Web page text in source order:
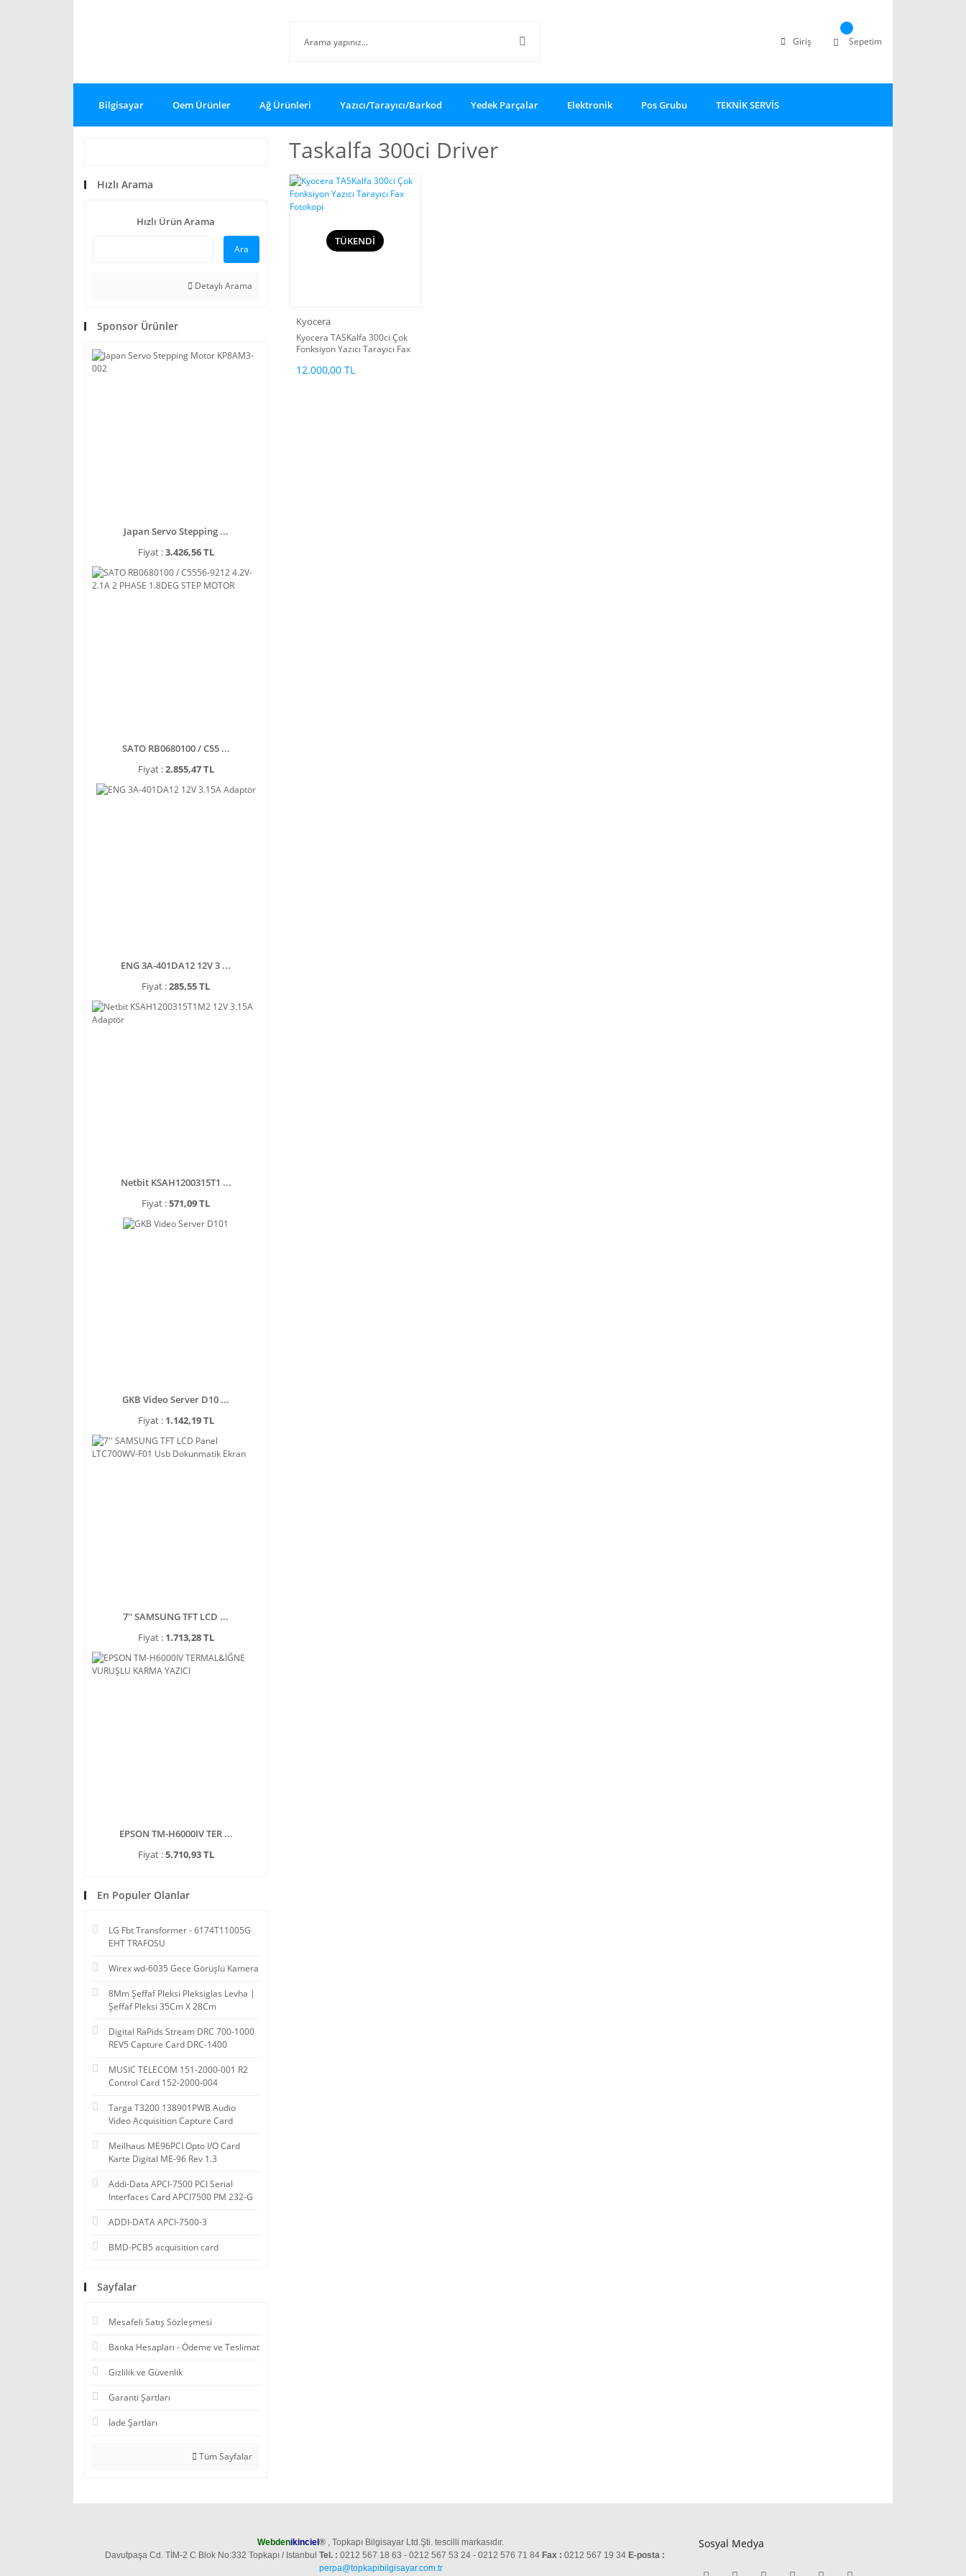
Giriş Sepetim
Bilgisayar Oem Ürünler Ağ Ürünleri Yazıcı/Tarayıcı/Barkod Yedek Parçalar Elektronik Pos Grubu TEKNİK SERVİS
Hızlı Arama
Hızlı Ürün Arama
Ara
Detaylı Arama
Sponsor Ürünler
Japan Servo Stepping ...
Fiyat :3.426,56 TL
SATO RB0680100 / C55 ...
Fiyat :2.855,47 TL
ENG 3A-401DA12 12V 3 ...
Fiyat :285,55 TL
Netbit KSAH1200315T1 ...
Fiyat :571,09 TL
GKB Video Server D10 ...
Fiyat : 1.142,19 TL
7'' SAMSUNG TFT LCD ...
Fiyat : 1.713,28 TL
EPSON TM-H6000IV TER ...
Fiyat :5.710,93 TL
En Populer Olanlar
LG Fbt Transformer - 6174T11005G
EHT TRAFOSU
Wirex wd-6035 Gece Görüşlü Kamera
8Mm Şeffaf Pleksi Pleksiglas Levha |
Şeffaf Pleksi 35Cm X 28Cm
Digital RaPids Stream DRC 700-1000
REV5 Capture Card DRC-1400
MUSIC TELECOM 151-2000-001 R2
Control Card 152-2000-004
Targa T3200 138901PWB Audio
Video Acquisition Capture Card
Meilhaus ME96PCI Opto I/O Card
Karte Digital ME-96 Rev 1.3
Addi-Data APCI-7500 PCI Serial
Interfaces Card APCI7500 PM 232-G
ADDI-DATA APCI-7500-3
BMD-PCB5 acquisition card
Sayfalar
Mesafeli Satış Sözleşmesi
Banka Hesapları - Ödeme ve Teslimat
Gizlilik ve Güvenlik
Garanti Şartları
İade Şartları
Tüm Sayfalar
Taskalfa 300ci Driver
TÜKENDİ
Kyocera
Kyocera TASKalfa 300ci Çok
Fonksiyon Yazıcı Tarayıcı Fax
12.000,00 TL
Webdenikinciel ® , Topkapı Bilgisayar Ltd.Şti. tescilli markasıdır.
Davutpaşa Cd. TİM-2 C Blok No:332 Topkapı / Istanbul Tel. : 0212 567 18 63 - 0212 567 53 24 - 0212 576 71 84 Fax : 0212 567 19 34 E-posta :
perpa@topkapibilgisayar.com.tr
Sosyal Medya